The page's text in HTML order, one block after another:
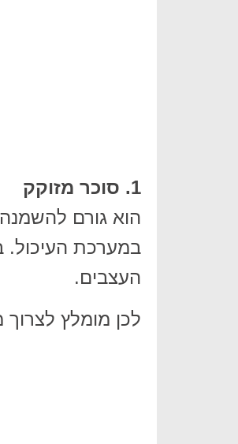
1. סוכר מזוקק
הוא גורם
במערכת העיכול.
העצבים.
לכן מומלץ לצרוך